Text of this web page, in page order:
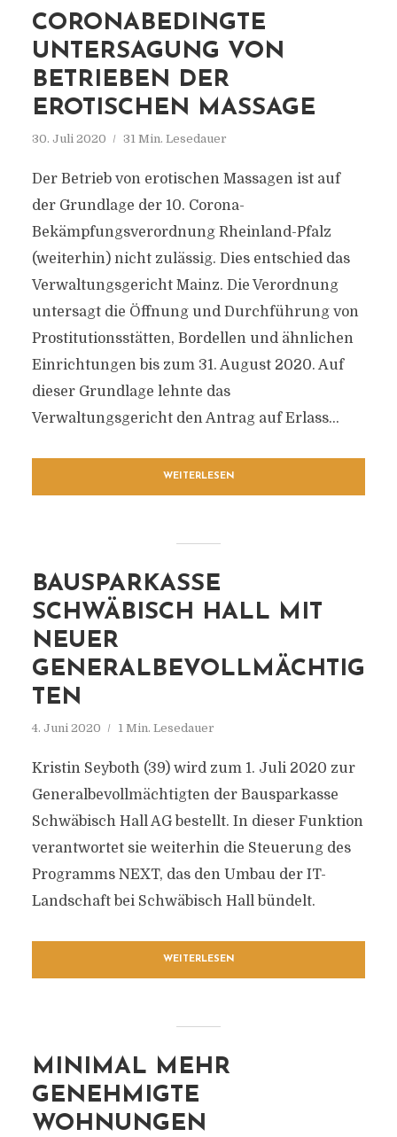
CORONABEDINGTE
UNTERSAGUNG VON
BETRIEBEN DER
EROTISCHEN MASSAGE
30. Juli 2020 31 Min. Lesedauer
Der Betrieb von erotischen Massagen ist auf
der Grundlage der 10. Corona-
Bekämpfungsverordnung Rheinland-Pfalz
(weiterhin) nicht zulässig. Dies entschied das
Verwaltungsgericht Mainz. Die Verordnung
untersagt die Öffnung und Durchführung von
Prostitutionsstätten, Bordellen und ähnlichen
Einrichtungen bis zum 31. August 2020. Auf
dieser Grundlage lehnte das
Verwaltungsgericht den Antrag auf Erlass...
WEITERLESEN
BAUSPARKASSE
SCHWÄBISCH HALL MIT
NEUER
GENERALBEVOLLMÄCHTIG
TEN
4. Juni 2020 1 Min. Lesedauer
Kristin Seyboth (39) wird zum 1. Juli 2020 zur
Generalbevollmächtigten der Bausparkasse
Schwäbisch Hall AG bestellt. In dieser Funktion
verantwortet sie weiterhin die Steuerung des
Programms NEXT, das den Umbau der IT-
Landschaft bei Schwäbisch Hall bündelt.
WEITERLESEN
MINIMAL MEHR
GENEHMIGTE
WOHNUNGEN